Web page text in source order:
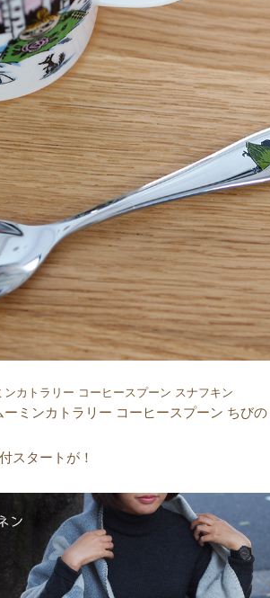
ンカトラリー コーヒースプーン スナフキン
ーミンカトラリー コーヒースプーン ちびの
スタートが！